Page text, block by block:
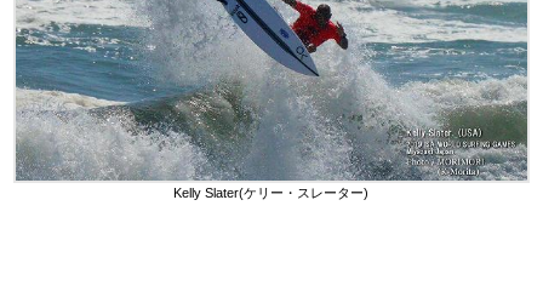
Kelly Slater(ケリー・スレーター)